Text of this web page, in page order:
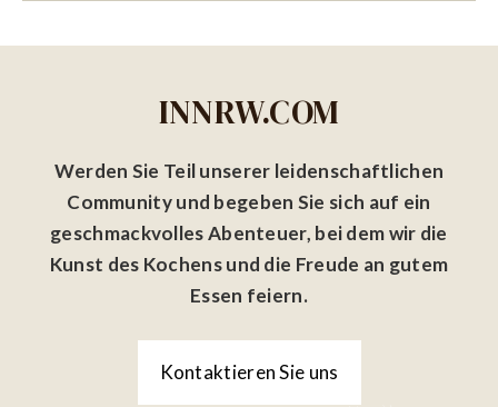
INNRW.COM
Werden Sie Teil unserer leidenschaftlichen
Community und begeben Sie sich auf ein
geschmackvolles Abenteuer, bei dem wir die
Kunst des Kochens und die Freude an gutem
Essen feiern.
Kontaktieren Sie uns